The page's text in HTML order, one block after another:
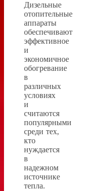
Дизельные
отопительные
аппараты
обеспечивают
эффективное
и
экономичное
обогревание
в
различных
условиях
и
считаются
популярными
среди тех,
кто
нуждается
в
надежном
источнике
тепла.